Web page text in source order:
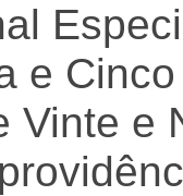
e
Vinte e